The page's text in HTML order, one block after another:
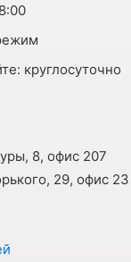
круглосуточно
8, офис 207
29, офис 23